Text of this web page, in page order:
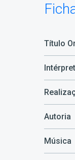
Título
Autoria
Música